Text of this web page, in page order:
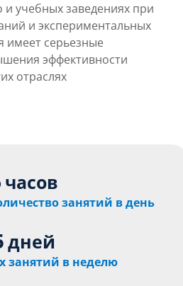
и учебных заведениях при
и экспериментальных
имеет серьезные
эффективности
отраслях
часов
занятий в день
дней
занятий в неделю